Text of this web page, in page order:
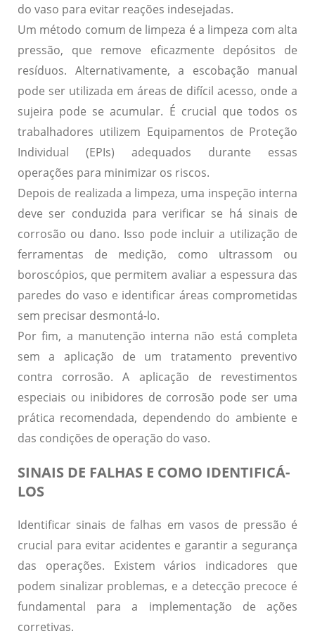
do vaso para evitar reações indesejadas.
Um método comum de limpeza é a limpeza com alta
pressão, que remove eficazmente depósitos de
resíduos. Alternativamente, a escobação manual
pode ser utilizada em áreas de difícil acesso, onde a
sujeira pode se acumular. É crucial que todos os
trabalhadores utilizem Equipamentos de Proteção
Individual (EPIs) adequados durante essas
operações para minimizar os riscos.
Depois de realizada a limpeza, uma inspeção interna
deve ser conduzida para verificar se há sinais de
corrosão ou dano. Isso pode incluir a utilização de
ferramentas de medição, como ultrassom ou
boroscópios, que permitem avaliar a espessura das
paredes do vaso e identificar áreas comprometidas
sem precisar desmontá-lo.
Por fim, a manutenção interna não está completa
sem a aplicação de um tratamento preventivo
contra corrosão. A aplicação de revestimentos
especiais ou inibidores de corrosão pode ser uma
prática recomendada, dependendo do ambiente e
das condições de operação do vaso.
SINAIS DE FALHAS E COMO IDENTIFICÁ-
LOS
Identificar sinais de falhas em vasos de pressão é
crucial para evitar acidentes e garantir a segurança
das operações. Existem vários indicadores que
podem sinalizar problemas, e a detecção precoce é
fundamental para a implementação de ações
corretivas.